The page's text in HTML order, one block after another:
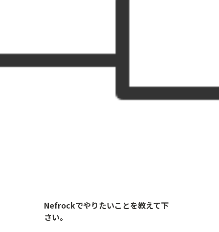
Nefrockでやりたいことを教えて下
さい。